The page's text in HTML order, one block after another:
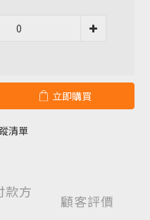
立即購買
清單
款方
顧客評價